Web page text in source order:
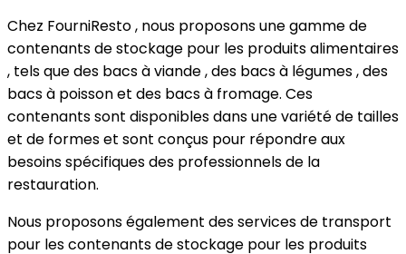
Chez FourniResto , nous proposons une gamme de
contenants de stockage pour les produits alimentaires
, tels que des bacs à viande , des bacs à légumes , des
bacs à poisson et des bacs à fromage. Ces
contenants sont disponibles dans une variété de tailles
et de formes et sont conçus pour répondre aux
besoins spécifiques des professionnels de la
restauration.
Nous proposons également des services de transport
pour les contenants de stockage pour les produits